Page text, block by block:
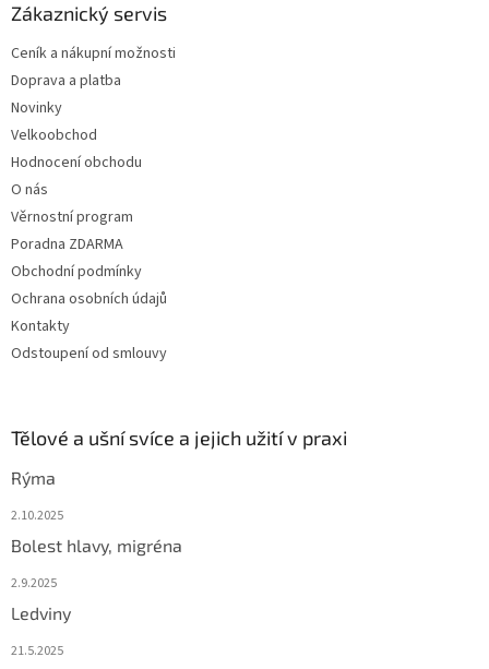
Zákaznický servis
Ceník a nákupní možnosti
Doprava a platba
Novinky
Velkoobchod
Hodnocení obchodu
O nás
Věrnostní program
Poradna ZDARMA
Obchodní podmínky
Ochrana osobních údajů
Kontakty
Odstoupení od smlouvy
Tělové a ušní svíce a jejich užití v praxi
Rýma
2.10.2025
Bolest hlavy, migréna
2.9.2025
Ledviny
21.5.2025